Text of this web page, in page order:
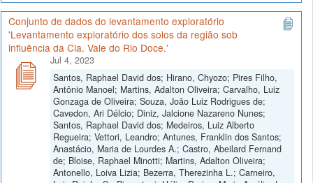
Conjunto de dados do levantamento exploratório
'Levantamento exploratório dos solos da região sob
influência da Cia. Vale do Rio Doce.'
Jul 4, 2023
Santos, Raphael David dos; Hirano, Chyozo; Pires Filho,
Antônio Manoel; Martins, Adalton Oliveira; Carvalho, Luiz
Gonzaga de Oliveira; Souza, João Luiz Rodrigues de;
Cavedon, Ari Délcio; Diniz, Jalcione Nazareno Nunes;
Santos, Raphael David dos; Medeiros, Luiz Alberto
Regueira; Vettori, Leandro; Antunes, Franklin dos Santos;
Anastácio, Maria de Lourdes A.; Castro, Abeilard Fernand
de; Bloise, Raphael Minotti; Martins, Adalton Oliveira;
Antonello, Loiva Lizia; Bezerra, Therezinha L.; Carneiro,